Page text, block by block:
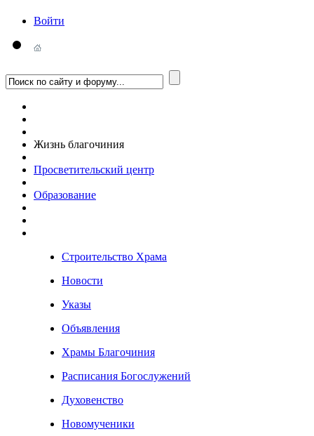
Войти
Жизнь благочиния
Просветительский центр
Образование
Строительство Храма
Новости
Указы
Объявления
Храмы Благочиния
Расписания Богослужений
Духовенство
Новомученики